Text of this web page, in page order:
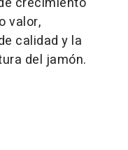
valor,
calidad y la
del jamón.